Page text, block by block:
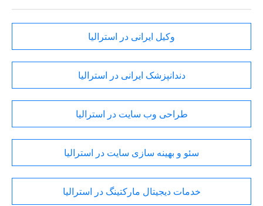
وکیل ایرانی در استرالیا
دندانپزشک ایرانی در استرالیا
طراحی وب سایت در استرالیا
سئو و بهینه سازی سایت در استرالیا
خدمات دیجیتال مارکتینگ در استرالیا